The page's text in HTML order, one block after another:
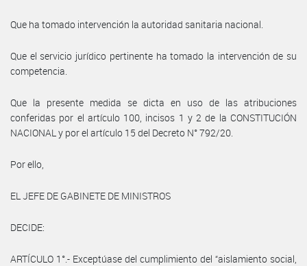
Que ha tomado intervención la autoridad sanitaria nacional.
Que el servicio jurídico pertinente ha tomado la intervención de su
competencia.
Que la presente medida se dicta en uso de las atribuciones
conferidas por el artículo 100, incisos 1 y 2 de la CONSTITUCIÓN
NACIONAL y por el artículo 15 del Decreto N° 792/20.
Por ello,
EL JEFE DE GABINETE DE MINISTROS
DECIDE:
ARTÍCULO 1°.- Exceptúase del cumplimiento del “aislamiento social,